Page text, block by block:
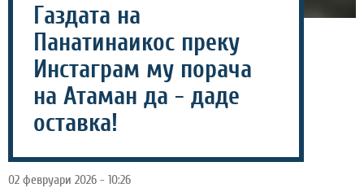
Газдата на
Панатинаикос преку
Инстаграм му порача
на Атаман да - даде
оставка!
02 февруари 2026 - 10:26